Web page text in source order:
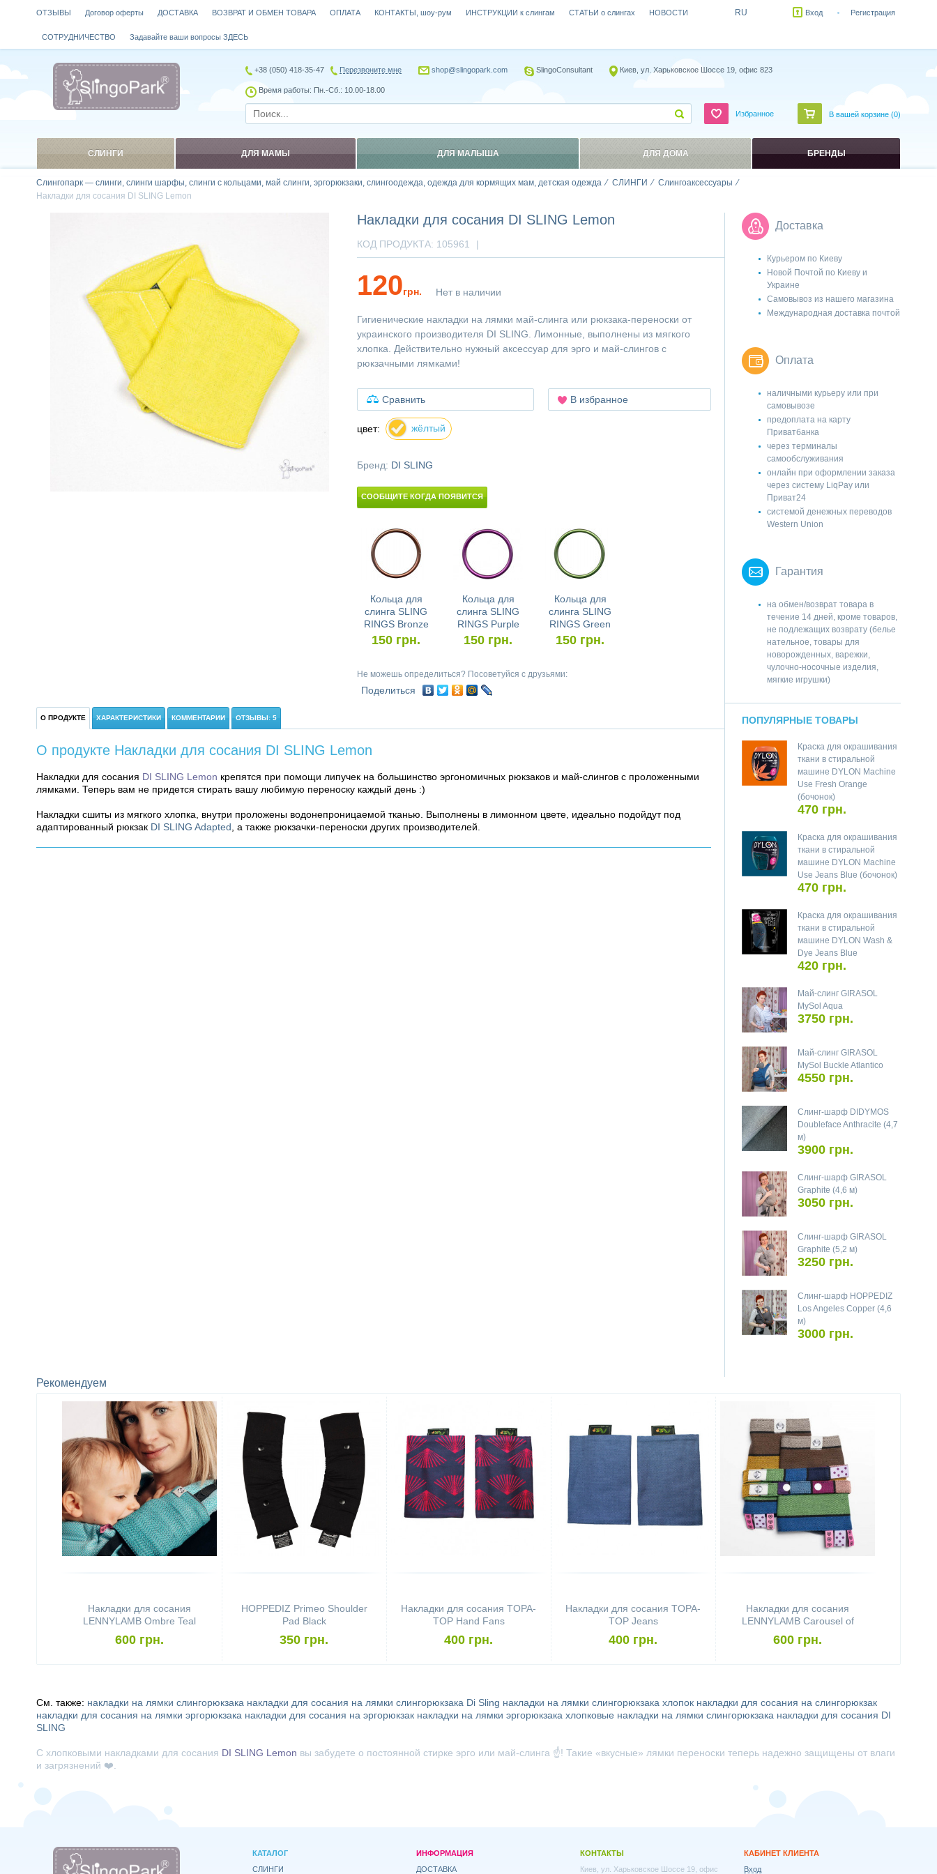
Слингопарк — слинги, слинги шарфы, слинги с кольцами, май слинги, эргорюкзаки, слингоодежда, одежда для кормящих мам, детская одежда СЛИНГИ
Слингоаксессуары
Накладки для сосания DI SLING Lemon
Накладки для сосания DI SLING Lemon
КОД ПРОДУКТА: 105961 |
120грн. Нет в наличии
Гигиенические накладки на лямки май-слинга или рюкзака-переноски от
украинского производителя DI SLING. Лимонные, выполнены из мягкого
хлопка. Действительно нужный аксессуар для эрго и май-слингов с
рюкзачными лямками!
Сравнить В избранное
цвет: жёлтый
Бренд: DI SLING
СООБЩИТЕ КОГДА ПОЯВИТСЯ
Кольца для
слинга SLING
RINGS Bronze
150 грн.
Кольца для
слинга SLING
RINGS Purple
150 грн.
Кольца для
слинга SLING
RINGS Green
150 грн.
Не можешь определиться? Посоветуйся с друзьями:
Поделиться
О ПРОДУКТЕ ХАРАКТЕРИСТИКИ КОММЕНТАРИИ ОТЗЫВЫ: 5
О продукте Накладки для сосания DI SLING Lemon
Накладки для сосания DI SLING Lemon крепятся при помощи липучек на большинство эргономичных рюкзаков и май-слингов с проложенными
лямками. Теперь вам не придется стирать вашу любимую переноску каждый день :)
Накладки сшиты из мягкого хлопка, внутри проложены водонепроницаемой тканью. Выполнены в лимонном цвете, идеально подойдут под
адаптированный рюкзак DI SLING Adapted , а также рюкзачки-переноски других производителей.
Доставка
Курьером по Киеву
Новой Почтой по Киеву и
Украине
Самовывоз из нашего магазина
Международная доставка почтой
Оплата
наличными курьеру или при
самовывозе
предоплата на карту
Приватбанка
через терминалы
самообслуживания
онлайн при оформлении заказа
через систему LiqPay или
Приват24
системой денежных переводов
Western Union
Гарантия
на обмен/возврат товара в
течение 14 дней, кроме товаров,
не подлежащих возврату (белье
нательное, товары для
новорожденных, варежки,
чулочно-носочные изделия,
мягкие игрушки)
ПОПУЛЯРНЫЕ ТОВАРЫ
Краска для окрашивания
ткани в стиральной
машине DYLON Machine
Use Fresh Orange
(бочонок)
470 грн.
Краска для окрашивания
ткани в стиральной
машине DYLON Machine
Use Jeans Blue (бочонок)
470 грн.
Краска для окрашивания
ткани в стиральной
машине DYLON Wash &
Dye Jeans Blue
420 грн.
Май-слинг GIRASOL
MySol Aqua
3750 грн.
Май-слинг GIRASOL
MySol Buckle Atlantico
4550 грн.
Слинг-шарф DIDYMOS
Doubleface Anthracite (4,7
м)
3900 грн.
Слинг-шарф GIRASOL
Graphite (4,6 м)
3050 грн.
Слинг-шарф GIRASOL
Graphite (5,2 м)
3250 грн.
Слинг-шарф HOPPEDIZ
Los Angeles Copper (4,6
м)
3000 грн.
Рекомендуем
Накладки для сосания
LENNYLAMB Ombre Teal
600 грн.
HOPPEDIZ Primeo Shoulder
Pad Black
350 грн.
Накладки для сосания TOPA-
TOP Hand Fans
400 грн.
Накладки для сосания TOPA-
TOP Jeans
400 грн.
Накладки для сосания
LENNYLAMB Carousel of
Colors
600 грн.
См. также: накладки на лямки слингорюкзака накладки для сосания на лямки слингорюкзака Di Sling накладки на лямки слингорюкзака хлопок накладки для сосания на слингорюкзак
накладки для сосания на лямки эргорюкзака накладки для сосания на эргорюкзак накладки на лямки эргорюкзака хлопковые накладки на лямки слингорюкзака накладки для сосания DI
SLING
С хлопковыми накладками для сосания DI SLING Lemon вы забудете о постоянной стирке эрго или май-слинга ☝️! Такие «вкусные» лямки переноски теперь надежно защищены от влаги
и загрязнений ❤️.
ОТЗЫВЫ Договор оферты ДОСТАВКА ВОЗВРАТ И ОБМЕН ТОВАРА ОПЛАТА КОНТАКТЫ, шоу-рум ИНСТРУКЦИИ к слингам СТАТЬИ о слингах НОВОСТИ
СОТРУДНИЧЕСТВО Задавайте ваши вопросы ЗДЕСЬ
RU Вход Регистрация
+38 (050) 418-35-47 Перезвоните мне shop@slingopark.com SlingoConsultant Киев, ул. Харьковское Шоссе 19, офис 823
Время работы: Пн.-Сб.: 10.00-18.00
Избранное В вашей корзине (0)
СЛИНГИ ДЛЯ МАМЫ ДЛЯ МАЛЫША ДЛЯ ДОМА БРЕНДЫ
КАТАЛОГ
СЛИНГИ
ИНФОРМАЦИЯ
ДОСТАВКА
КОНТАКТЫ
Киев, ул. Харьковское Шоссе 19, офис
КАБИНЕТ КЛИЕНТА
Вход